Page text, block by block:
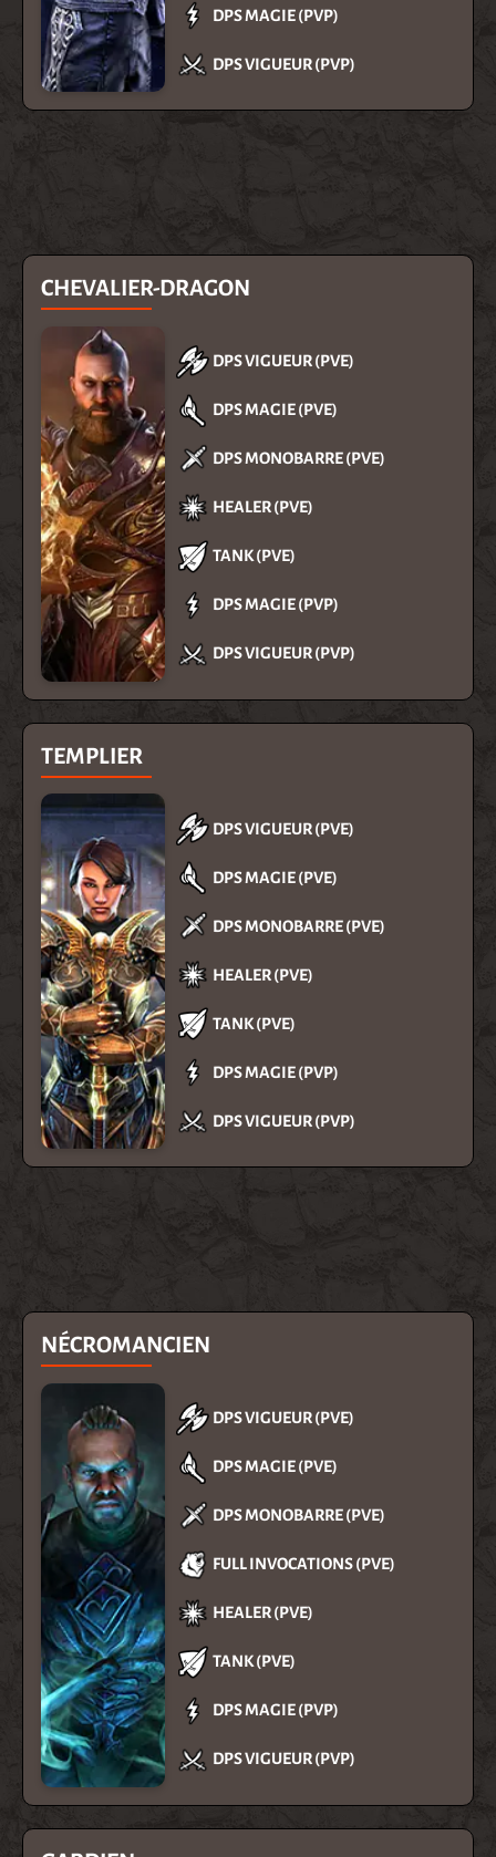
DPS MAGIE (PVP)
DPS VIGUEUR (PVP)
CHEVALIER-DRAGON
DPS VIGUEUR (PVE)
DPS MAGIE (PVE)
DPS MONOBARRE (PVE)
HEALER (PVE)
TANK (PVE)
DPS MAGIE (PVP)
DPS VIGUEUR (PVP)
TEMPLIER
DPS VIGUEUR (PVE)
DPS MAGIE (PVE)
DPS MONOBARRE (PVE)
HEALER (PVE)
TANK (PVE)
DPS MAGIE (PVP)
DPS VIGUEUR (PVP)
NÉCROMANCIEN
DPS VIGUEUR (PVE)
DPS MAGIE (PVE)
DPS MONOBARRE (PVE)
FULL INVOCATIONS (PVE)
HEALER (PVE)
TANK (PVE)
DPS MAGIE (PVP)
DPS VIGUEUR (PVP)